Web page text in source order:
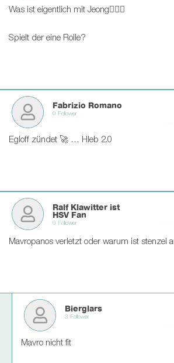
Was ist eigentlich mit Jeong🤷🏼‍♂
Spielt der eine Rolle?
Fabrizio Romano
0 Follower
Egloff zündet 🚀 … Hleb 2.0
Ralf Klawitter ist
HSV Fan
0 Follower
Mavropanos verletzt oder warum ist stenzel
Bierglars
3 Follower
Mavro nicht fit